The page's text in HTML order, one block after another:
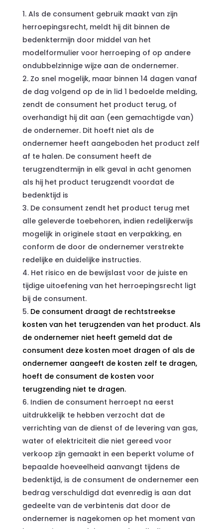
Als de consument gebruik maakt van zijn
herroepingsrecht, meldt hij dit binnen de
bedenktermijn door middel van het
modelformulier voor herroeping of op andere
ondubbelzinnige wijze aan de ondernemer.
Zo snel mogelijk, maar binnen 14 dagen vanaf
de dag volgend op de in lid 1 bedoelde melding,
zendt de consument het product terug, of
overhandigt hij dit aan (een gemachtigde van)
de ondernemer. Dit hoeft niet als de
ondernemer heeft aangeboden het product zelf
af te halen. De consument heeft de
terugzendtermijn in elk geval in acht genomen
als hij het product terugzendt voordat de
bedenktijd is
De consument zendt het product terug met
alle geleverde toebehoren, indien redelijkerwijs
mogelijk in originele staat en verpakking, en
conform de door de ondernemer verstrekte
redelijke en duidelijke instructies.
Het risico en de bewijslast voor de juiste en
tijdige uitoefening van het herroepingsrecht ligt
bij de consument.
De consument draagt de rechtstreekse
kosten van het terugzenden van het product. Als
de ondernemer niet heeft gemeld dat de
consument deze kosten moet dragen of als de
ondernemer aangeeft de kosten zelf te dragen,
hoeft de consument de kosten voor
terugzending niet te dragen.
Indien de consument herroept na eerst
uitdrukkelijk te hebben verzocht dat de
verrichting van de dienst of de levering van gas,
water of elektriciteit die niet gereed voor
verkoop zijn gemaakt in een beperkt volume of
bepaalde hoeveelheid aanvangt tijdens de
bedenktijd, is de consument de ondernemer een
bedrag verschuldigd dat evenredig is aan dat
gedeelte van de verbintenis dat door de
ondernemer is nagekomen op het moment van